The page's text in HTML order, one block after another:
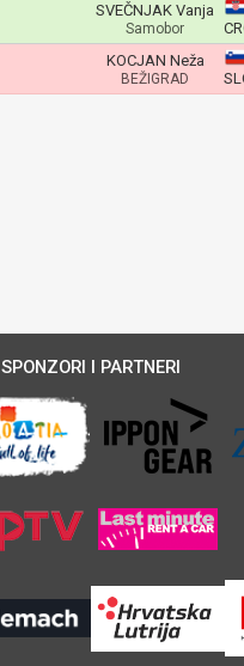
SVEČNJAK Vanja
Samobor
KOCJAN Neža
BEŽIGRAD
SPONZORI I PARTNERI